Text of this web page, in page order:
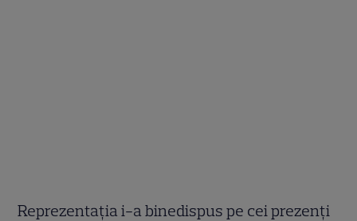
Reprezentația i-a binedispus pe cei prezenți